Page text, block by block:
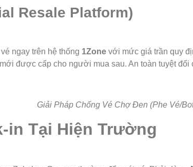
Resale Platform)
ngay trên hệ thống 1Zone với mức giá trần quy
được cấp cho người mua sau. An toàn tuyệt đối
Giải Pháp Chống Vé Chợ Đen (Phe Vé/
in Tại Hiện Trường